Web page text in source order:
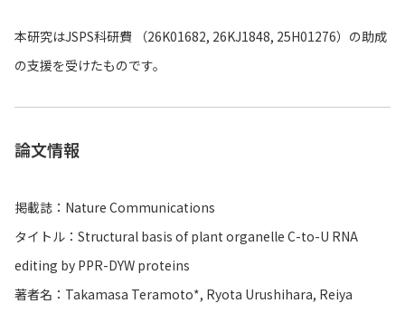
本研究はJSPS科研費 （26K01682, 26KJ1848, 25H01276）の助成
の支援を受けたものです。
論文情報
掲載誌：Nature Communications
タイトル：Structural basis of plant organelle C-to-U RNA
editing by PPR-DYW proteins
著者名：Takamasa Teramoto*, Ryota Urushihara, Reiya